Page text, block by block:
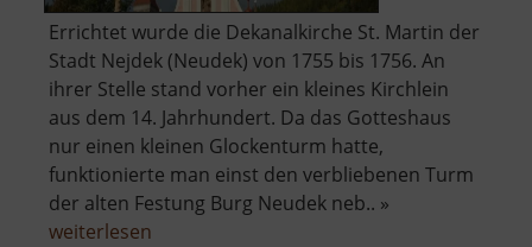
Errichtet wurde die Dekanalkirche St. Martin der
Stadt Nejdek (Neudek) von 1755 bis 1756. An
ihrer Stelle stand vorher ein kleines Kirchlein
aus dem 14. Jahrhundert. Da das Gotteshaus
nur einen kleinen Glockenturm hatte,
funktionierte man einst den verbliebenen Turm
der alten Festung Burg Neudek neb.. »
weiterlesen